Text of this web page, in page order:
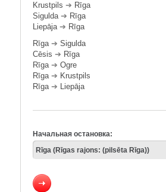
Krustpils ➔ Rīga
Sigulda➔ Rīga
Liepāja➔ Rīga
Rīga➔ Sigulda
Cēsis ➔ Rīga
Rīga➔ Ogre
Rīga➔ Krustpils
Rīga➔ Liepāja
Начальная остановка: